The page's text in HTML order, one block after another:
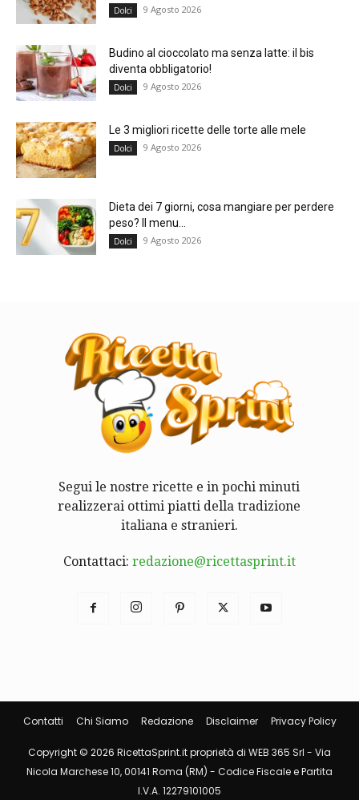
Dolci 9 Agosto 2026
Budino al cioccolato ma senza latte: il bis
diventa obbligatorio!
Dolci 9 Agosto 2026
Le 3 migliori ricette delle torte alle mele
Dolci 9 Agosto 2026
Dieta dei 7 giorni, cosa mangiare per perdere
peso? Il menu...
Dolci 9 Agosto 2026
Segui le nostre ricette e in pochi minuti
realizzerai ottimi piatti della tradizione
italiana e stranieri.
Contattaci: redazione@ricettasprint.it
Contatti Chi Siamo Redazione Disclaimer Privacy Policy
Copyright © 2026 RicettaSprint.it proprietà di WEB 365 Srl - Via
Nicola Marchese 10, 00141 Roma (RM) - Codice Fiscale e Partita
I.V.A. 12279101005